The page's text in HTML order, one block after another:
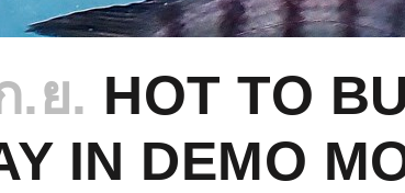
.ย. HOT TO
IN DEMO